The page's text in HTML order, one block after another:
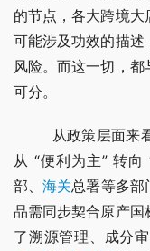
的节点，各大跨境
可能涉及功效的描
风险。而这一切，
可分。
从政策层面来看
从 “便利为主” 转
部、海关总署等多部
品需同步契合原产
了溯源管理、成分